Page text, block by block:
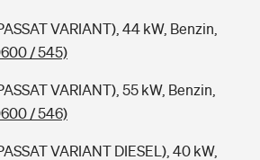
VARIANT), 44 kW, Benzin,
/ 545)
VARIANT), 55 kW, Benzin,
/ 546)
VARIANT DIESEL), 40 kW,